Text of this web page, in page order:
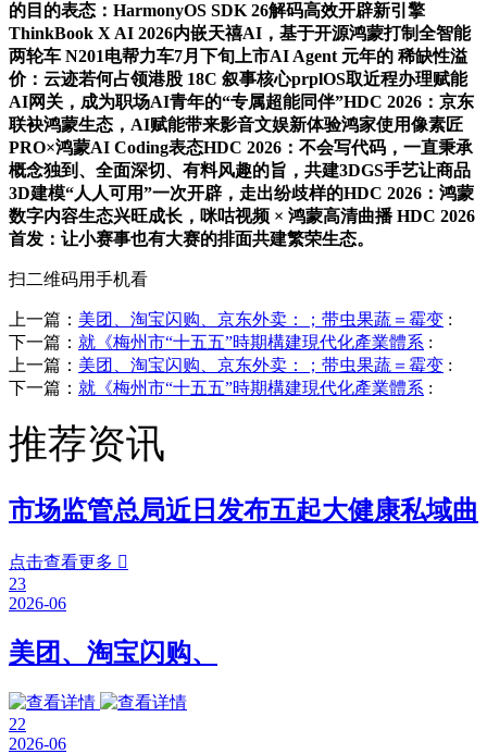
的目的表态：HarmonyOS SDK 26解码高效开辟新引擎
ThinkBook X AI 2026内嵌天禧AI，基于开源鸿蒙打制全智能
两轮车 N201电帮力车7月下旬上市AI Agent 元年的 稀缺性溢
价：云迹若何占领港股 18C 叙事核心prplOS取近程办理赋能
AI网关，成为职场AI青年的“专属超能同伴”HDC 2026：京东
联袂鸿蒙生态，AI赋能带来影音文娱新体验鸿家使用像素匠
PRO×鸿蒙AI Coding表态HDC 2026：不会写代码，一直秉承
概念独到、全面深切、有料风趣的旨，共建3DGS手艺让商品
3D建模“人人可用”一次开辟，走出纷歧样的HDC 2026：鸿蒙
数字内容生态兴旺成长，咪咕视频 × 鸿蒙高清曲播 HDC 2026
首发：让小赛事也有大赛的排面共建繁荣生态。
扫二维码用手机看
上一篇： 美团、淘宝闪购、京东外卖：；带虫果蔬＝霉变 :
下一篇： 就《梅州市“十五五”時期構建現代化產業體系 :
上一篇： 美团、淘宝闪购、京东外卖：；带虫果蔬＝霉变 :
下一篇： 就《梅州市“十五五”時期構建現代化產業體系 :
推荐资讯
市场监管总局近日发布五起大健康私域曲
点击查看更多 
23
2026-06
美团、淘宝闪购、
22
2026-06